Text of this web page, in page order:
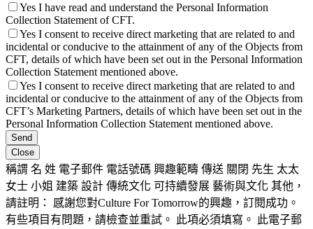
Yes I have read and understand the Personal Information
Collection Statement of CFT.
Yes I consent to receive direct marketing that are related to and
incidental or conducive to the attainment of any of the Objects from
CFT, details of which have been set out in the Personal Information
Collection Statement mentioned above.
Yes I consent to receive direct marketing that are related to and
incidental or conducive to the attainment of any of the Objects from
CFT’s Marketing Partners, details of which have been set out in the
Personal Information Collection Statement mentioned above.
稱謂 名 姓 電子郵件 電話號碼 興趣範疇 傳送 關閉 先生 太太
女士 小姐 建築 設計 傳統文化 可持續發展 藝術與文化 其他，
請註明：
感謝您對Culture For Tomorrow的興趣，訂閱成功。
有些項目有問題，請檢查並重試。
此項必須填寫。 此電子郵